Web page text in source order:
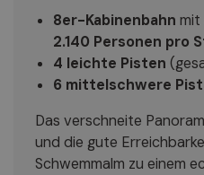
8er-Kabinenbahn mit
2.140 Personen pro
4 leichte Pisten
6 mittelschwere
Das verschneite
und die gute
Schwemmalm zu einem